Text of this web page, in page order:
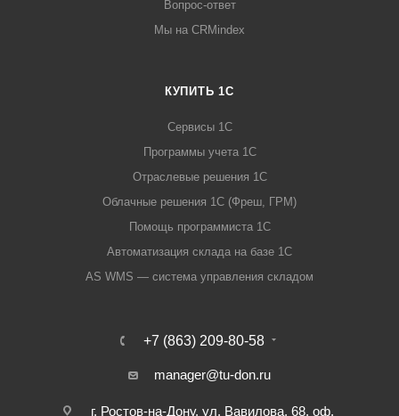
Вопрос-ответ
Мы на CRMindex
КУПИТЬ 1С
Сервисы 1С
Программы учета 1С
Отраслевые решения 1С
Облачные решения 1С (Фреш, ГРМ)
Помощь программиста 1С
Автоматизация склада на базе 1С
AS WMS — система управления складом
+7 (863) 209-80-58
manager@tu-don.ru
г. Ростов-на-Дону, ул. Вавилова, 68, оф.